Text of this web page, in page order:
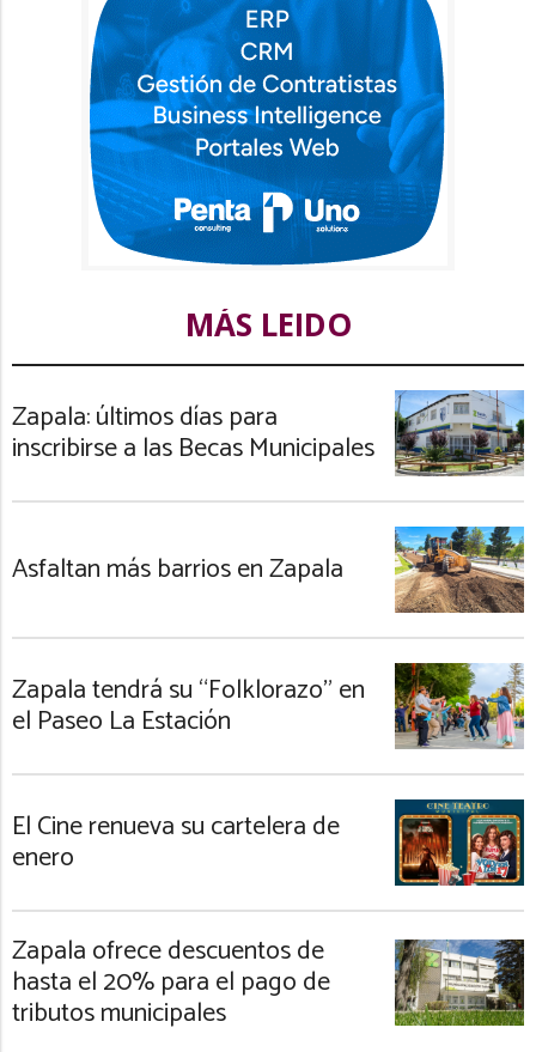
MÁS LEIDO
Zapala: últimos días para
inscribirse a las Becas Municipales
Asfaltan más barrios en Zapala
Zapala tendrá su “Folklorazo” en
el Paseo La Estación
El Cine renueva su cartelera de
enero
Zapala ofrece descuentos de
hasta el 20% para el pago de
tributos municipales